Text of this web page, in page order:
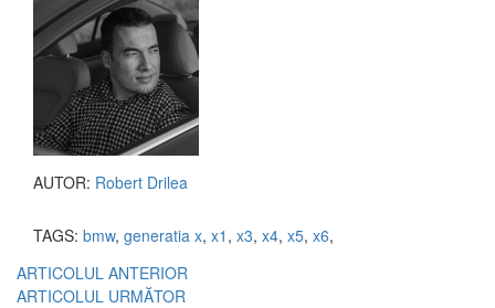
AUTOR: Robert Drilea
TAGS: bmw, generatia x, x1 , x3, x4, x5, x6,
ARTICOLUL ANTERIOR
ARTICOLUL URMĂTOR